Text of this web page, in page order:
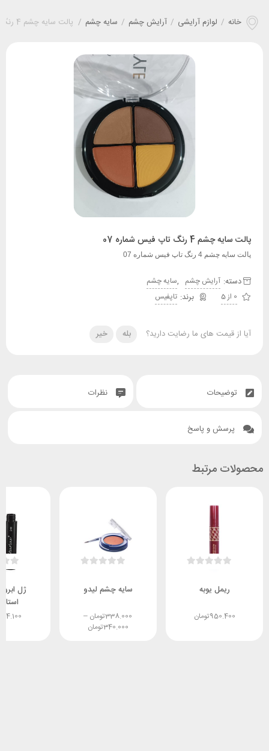
خانه / لوازم آرایشی / آرایش چشم / سایه چشم / پالت سایه چشم 4 رنگ تاپ فیس شماره 07
پالت سایه چشم 4 رنگ تاپ فیس شماره 07
پالت سایه چشم 4 رنگ تاپ فیس شماره 07
دسته: آرایش چشم ,سایه چشم
0 از 5
تاپفیس
آیا از قیمت های ما رضایت دارید؟ بله خیر
توضیحات نظرات
پرسش و پاسخ
محصولات مرتبط
ریمل یوبه
تومان950.400
سایه چشم لیدو
تومان338.000
–
تومان340.000
ژل